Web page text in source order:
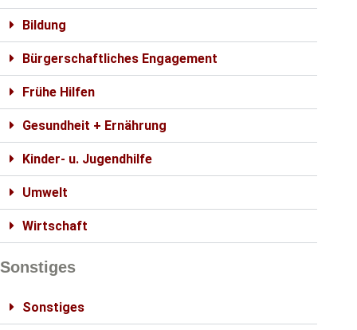
Bildung
Bürgerschaftliches Engagement
Frühe Hilfen
Gesundheit + Ernährung
Kinder- u. Jugendhilfe
Umwelt
Wirtschaft
Sonstiges
Sonstiges